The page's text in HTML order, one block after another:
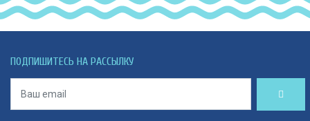
ПОДПИШИТЕСЬ НА РАССЫЛКУ